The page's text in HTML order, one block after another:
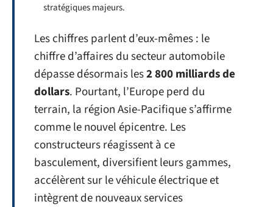
stratégiques majeurs.
Les chiffres parlent d’eux-mêmes : le
chiffre d’affaires du secteur automobile
dépasse désormais les2 800 milliards de
dollars. Pourtant, l’Europe perd du
terrain, la région Asie-Pacifique s’affirme
comme le nouvel épicentre. Les
constructeurs réagissent à ce
basculement, diversifient leurs gammes,
accélèrent sur le véhicule électrique et
intègrent de nouveaux services